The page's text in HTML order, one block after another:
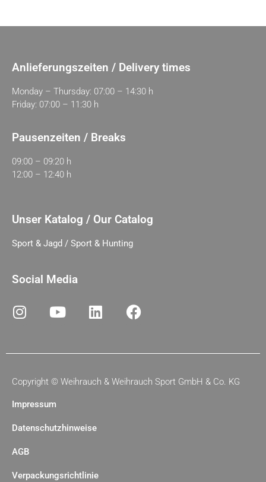
Anlieferungszeiten / Delivery times
Monday – Thursday: 07:00 – 14:30 h
Friday: 07:00 – 11:30 h
Pausenzeiten / Breaks
09:00 – 09:20 h
12:00 – 12:40 h
Unser Katalog / Our Catalog
Sport & Jagd / Sport & Hunting
Social Media
Copyright © Weihrauch & Weihrauch Sport GmbH & Co. KG
Impressum
Datenschutzhinweise
AGB
Verpackungsrichtlinie